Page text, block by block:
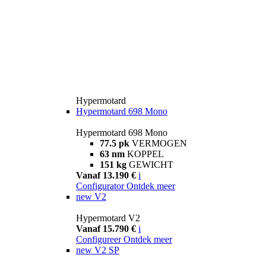
Hypermotard
Hypermotard 698 Mono
Hypermotard 698 Mono
77.5 pk VERMOGEN
63 nm KOPPEL
151 kg GEWICHT
Vanaf 13.190 € i
Configurator Ontdek meer
new V2
Hypermotard V2
Vanaf 15.790 € i
Configureer Ontdek meer
new V2 SP